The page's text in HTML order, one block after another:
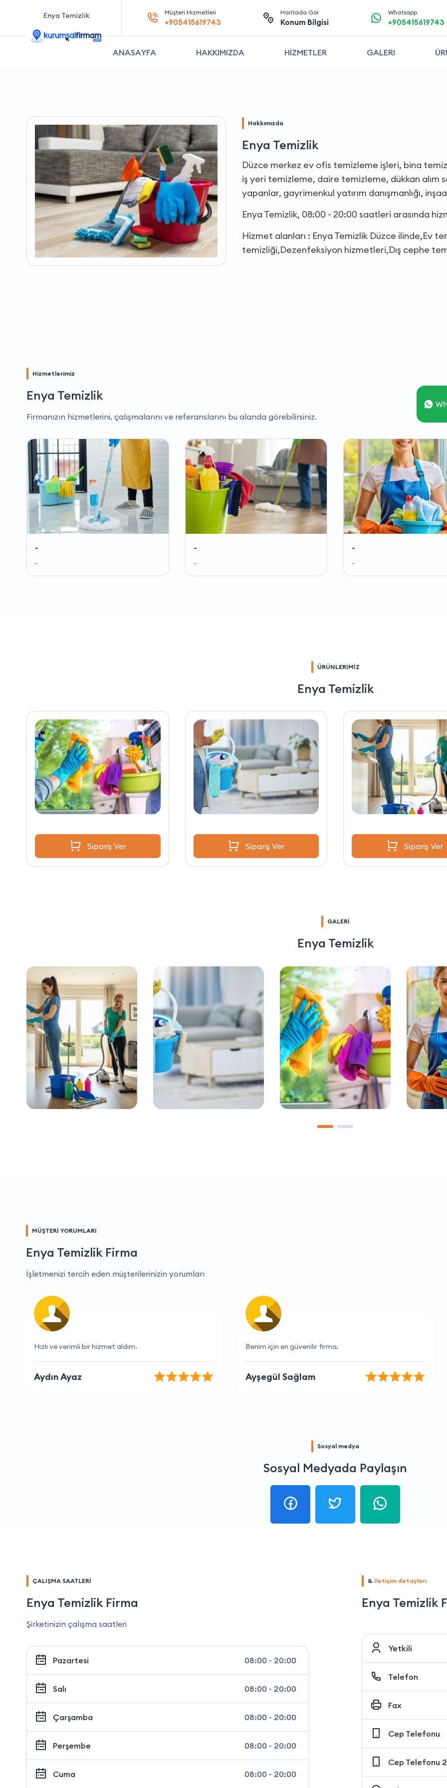
Enya Temizlik Müşteri Hizmetleri
+905415619743
Haritada Gör
Konum Bilgisi
Whatsapp
+905415619743
ANASAYFA HAKKIMIZDA HİZMETLER GALERI
Hakkımızda
Enya Temizlik
Düzce merkez ev ofis temizleme işleri, bina
iş yeri temizleme, daire temizleme, dükkan alım
yapanlar, gayrimenkul yatırım danışmanlığı,
Enya Temizlik, 08:00 - 20:00 saatleri arasında
Hizmet alanları : Enya Temizlik Düzce ilinde,Ev
temizliği,Dezenfeksiyon hizmetleri,Dış cephe
Hizmetlerimiz
Enya Temizlik
Firmanızın hizmetlerini, çalışmalarını ve referanslarını bu alanda görebilirsiniz.
-
-
-
-
-
-
ÜRÜNLERİMİZ
Enya Temizlik
Sipariş Ver Sipariş Ver Sipariş Ver
GALERİ
Enya Temizlik
MÜŞTERİ YORUMLARI
Enya Temizlik Firma
İşletmenizi tercih eden müşterilerinizin yorumları
Benim için en güvenilir firma.
Ayşegül Sağlam
Kaliteli hizmetleri için teşekkür ederim
Merve Kaya
Sosyal medya
Sosyal Medyada Paylaşın
ÇALIŞMA SAATLERİ
Enya Temizlik Firma
Şirketinizin çalışma saatleri
Pazartesi 08:00 - 20:00
Salı 08:00 - 20:00
Çarşamba 08:00 - 20:00
Perşembe 08:00 - 20:00
Cuma 08:00 - 20:00
& İletişim detayları
Enya Temizlik
Yetkili
Telefon
Fax
Cep Telefonu
Cep Telefonu 2